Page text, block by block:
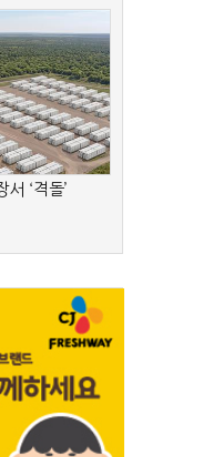
‘격돌’